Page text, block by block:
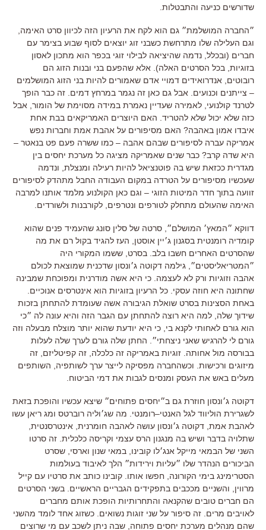
שדורשים כניעה והתבטלות
״החברה המושלמת״ גם הוא לקח את הרעיון הזה לכיוון סרט האימה
וגם העלילה שלו מתרחשת כשבני זוג יוצאים לסוף שבוע בצימר עם
חברים (ובכלל, נדמה שהיציאה לבילוי זוגי בכפר הוא מתכון לאסון
בזוגיות, בכל הסרטים האלה)
אלא שהפעם בני ובנות הזוג הם
רובוטים
אנדרואידים דמויי אדם שאמורים להיות בני הזוג המושלמים
– צייתנים וכנועים אבל גם כאן זה נגמר במרחץ דמים זה כבר הופך
לטרנד קולנועי לאמירה שעדיין נאמרת במידה מסוימת של הומור אבל
כזה שלא יכול שלא להטריד האם היוצרים האמריקאים בבת אחת
איבדו אמון באהבה? האם מסיפורים על אהבת אמת וחברות נפש
אמריקה עברה לסיפורים שבהם אהבה – כמו ששרה פעם פט בנאטר –
היא שדה קרב? כבר שנים שאמריקה מציגה כל מערכת יחסים בין
מגדרית ככזאת שיש בה פוטנציאל להיות רעילה ומנצלת ונדמה
שעכשיו מסיפורים על הטרדה במקום העבודה החבל מתהדק לסיפורים
זוועה בתוך חדר המיטות הזוגי – וגם כאן הקולנוע מלמד אותנו למרבה
האימה שהעולם מתחלק לטורפים ונטרפים לקורבנות ולשורדים
דווקא ״המאץ׳ המושלם״ סרטה של סלין סונג שהעמיד פנים שהוא
קומדיה רומנטית בסגנון ג׳יין אוסטן
העז להגיד בקול רם את מה
שהסרטים האחרים חשבו בלב בסרט ששמו המקורי היה
״המטריאליסטים״ גילמה דקוטה ג׳ונסון שדכנית שמוצאת לכולם
אהבה וזוגיות ורק לא לעצמה כי היא אשה מודרנית ומפוכחת שמבינה
שחתונה היא חוזה עסקי כל הרעיון בזוגיות הוא אינטרסים אנוכיים
באחת הסצינות בסרט שואלת הגיבורה אשה שעומדת להתחתן בזכות
שידוך שלה למה היא רוצה להתחתן עם הגבר הזה והיא עונה לה ״כי
הוא גורם לאחותי לקנא בי כי היא יודעת שהוא יותר מוצלח מבעלה וזה
גורם לי להרגיש שאני ניצחתי״
החתן שלה גורם לערך שלה לעלות
בבורסה מול אחותה זוגיות באמריקה זה כלכלה זה קפיטליזם זה
מיזוגים ורכישות וכשהחברה מפסיקה לייצר ערך לשותפיה
השותפים
מעלים באש את העסק ומנסים לגבות את דמי הביטוח
דקוטה ג׳ונסון חוזרת גם ב״יחסים פתוחים״ שיצא עכשיו והופכת בזאת
לשגרירת הוליווד לגל האנטי–רומנטי
מה שג׳וליה רוברטס ומג ריאן עשו
לאהבת אמת דקוטה ג׳ונסון עושה לאהבה חומרנית אינטרסנטית
שתלויה בדבר ושיש בה מנגנון הרס עצמי וקריסה כלכלית זה סרטו
השני של הבמאי מייקל אנג׳לו קובינו במאי שנון וארסי שסרט
הביכורים הנהדר שלו ״עליות וירידות״ הלך לאיבוד בעולמות
הסטרימינג בימי הקורונה, חפשו אותו קובינו כותב את סרטיו עם קייל
מרווין
והשניים מככבים בתפקידים הגבריים הראשיים בשני הסרטים
הם חברים טובים שהקנאה והתחרותיות הופכת אותם מחברים
לאויבים מרים זה סיפור על שני זוגות נשואים כשזוג אחד לומד מהשני
שהם מנהלים מערכת יחסים פתוחה שבה ניתן לשכב עם מי שרוצים